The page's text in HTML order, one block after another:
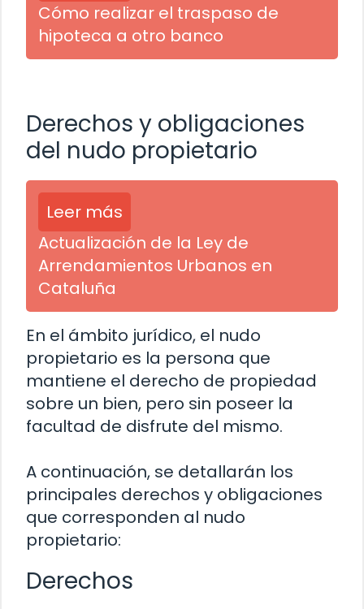
Cómo realizar el traspaso de
hipoteca a otro banco
Derechos y obligaciones
del nudo propietario
Leer más
Actualización de la Ley de
Arrendamientos Urbanos en
Cataluña
En el ámbito jurídico, el nudo
propietario es la persona que
mantiene el derecho de propiedad
sobre un bien, pero sin poseer la
facultad de disfrute del mismo.
A continuación, se detallarán los
principales derechos y obligaciones
que corresponden al nudo
propietario:
Derechos